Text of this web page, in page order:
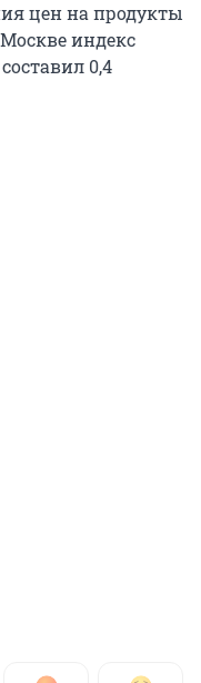
цен на продукты
индекс
0,4